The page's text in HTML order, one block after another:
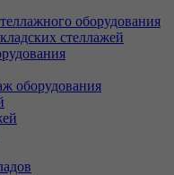
оборудования
стеллажей
оборудования